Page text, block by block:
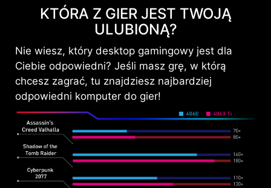
KTÓRA Z GIER JEST TWOJĄ
ULUBIONĄ?
Nie wiesz, który desktop gamingowy jest dla
Ciebie odpowiedni? Jeśli masz grę, w którą
chcesz zagrać, tu znajdziesz najbardziej
odpowiedni komputer do gier!